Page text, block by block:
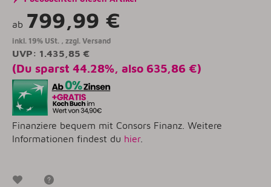
ab 799,99 €
inkl. 19% USt. , zzgl. Versand
UVP: 1.435,85 €
(Du sparst 44.28%, also 635,86 €)
Finanziere bequem mit Consors Finanz. Weitere
Informationen findest du hier.
Wunschzettel